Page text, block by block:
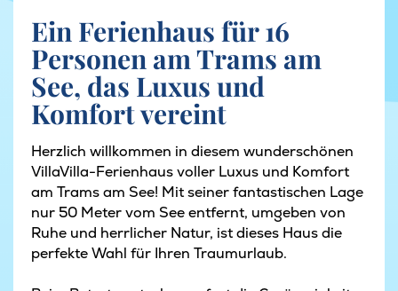
Ein Ferienhaus für 16
Personen am Trams am
See, das Luxus und
Komfort vereint
Herzlich willkommen in diesem wunderschönen
VillaVilla-Ferienhaus voller Luxus und Komfort
am Trams am See! Mit seiner fantastischen Lage
nur 50 Meter vom See entfernt, umgeben von
Ruhe und herrlicher Natur, ist dieses Haus die
perfekte Wahl für Ihren Traumurlaub.